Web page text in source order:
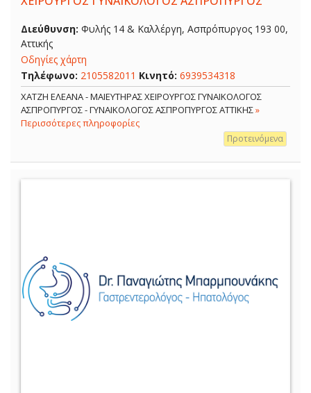
Διεύθυνση: Φυλής 14 & Καλλέργη, Ασπρόπυργος 193 00,
Αττικής
Οδηγίες χάρτη
Τηλέφωνο: 2105582011 Κινητό: 6939534318
ΧΑΤΖΗ ΕΛΕΑΝΑ - ΜΑΙΕΥΤΗΡΑΣ ΧΕΙΡΟΥΡΓΟΣ ΓΥΝΑΙΚΟΛΟΓΟΣ
ΑΣΠΡΟΠΥΡΓΟΣ - ΓΥΝΑΙΚΟΛΟΓΟΣ ΑΣΠΡΟΠΥΡΓΟΣ ΑΤΤΙΚΗΣ»
Περισσότερες πληροφορίες
Προτεινόμενα